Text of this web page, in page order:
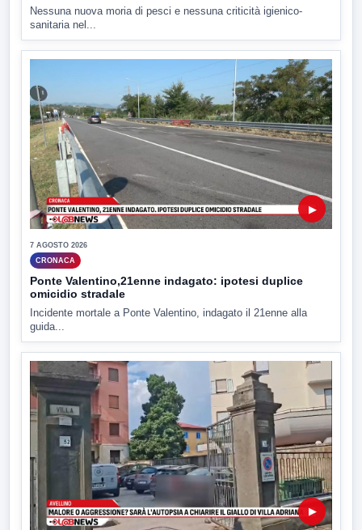
Nessuna nuova moria di pesci e nessuna criticità igienico-
sanitaria nel...
▶
7 AGOSTO 2026
CRONACA
Ponte Valentino,21enne indagato: ipotesi duplice
omicidio stradale
Incidente mortale a Ponte Valentino, indagato il 21enne alla
guida...
▶